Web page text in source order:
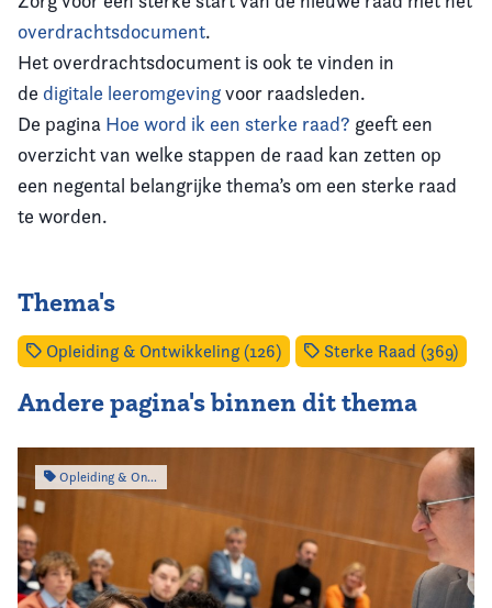
overdrachtsdocument.
Het overdrachtsdocument is ook te vinden in
de digitale leeromgevingvoor raadsleden.
De pagina Hoe word ik een sterke raad? geeft een
overzicht van welke stappen de raad kan zetten op
een negental belangrijke thema’s om een sterke raad
te worden.
Thema's
Opleiding & Ontwikkeling (126) Sterke Raad (369)
Andere pagina's binnen dit thema
Opleiding & Ontwikkeling